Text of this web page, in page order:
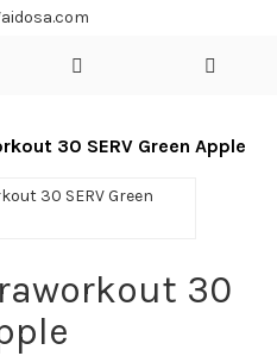
30 SERV Green Apple
30